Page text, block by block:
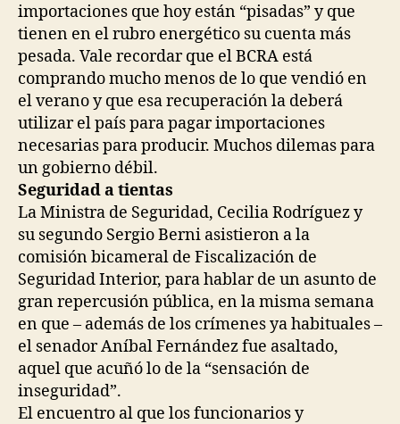
importaciones que hoy están “pisadas” y que
tienen en el rubro energético su cuenta más
pesada. Vale recordar que el BCRA está
comprando mucho menos de lo que vendió en
el verano y que esa recuperación la deberá
utilizar el país para pagar importaciones
necesarias para producir. Muchos dilemas para
un gobierno débil.
Seguridad a tientas
La Ministra de Seguridad, Cecilia Rodríguez y
su segundo Sergio Berni asistieron a la
comisión bicameral de Fiscalización de
Seguridad Interior, para hablar de un asunto de
gran repercusión pública, en la misma semana
en que – además de los crímenes ya habituales –
el senador Aníbal Fernández fue asaltado,
aquel que acuñó lo de la “sensación de
inseguridad”.
El encuentro al que los funcionarios y